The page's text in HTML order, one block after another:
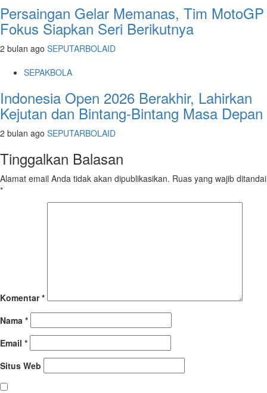
Persaingan Gelar Memanas, Tim MotoGP
Fokus Siapkan Seri Berikutnya
2 bulan ago SEPUTARBOLAID
SEPAKBOLA
Indonesia Open 2026 Berakhir, Lahirkan
Kejutan dan Bintang-Bintang Masa Depan
2 bulan ago SEPUTARBOLAID
Tinggalkan Balasan
Alamat email Anda tidak akan dipublikasikan. Ruas yang wajib ditandai
*
Komentar*
Nama *
Email *
Situs Web